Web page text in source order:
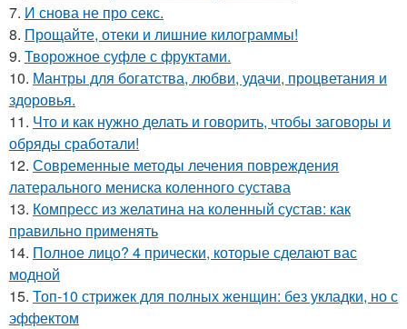
7. И снова не про секс.
8. Прощайте, отеки и лишние килограммы!
9. Творожное суфле с фруктами.
10. Мантры для богатства, любви, удачи, процветания и
здоровья.
11. Что и как нужно делать и говорить, чтобы заговоры и
обряды сработали!
12. Современные методы лечения повреждения
латерального мениска коленного сустава
13. Компресс из желатина на коленный сустав: как
правильно применять
14. Полное лицо? 4 прически, которые сделают вас
модной
15. Топ-10 стрижек для полных женщин: без укладки, но с
эффектом